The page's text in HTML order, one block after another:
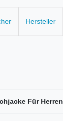
Hersteller
Für Herren